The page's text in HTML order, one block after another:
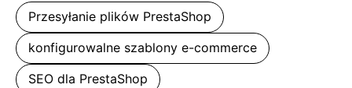
Przesyłanie plików PrestaShop
konfigurowalne szablony e-commerce
SEO dla PrestaShop